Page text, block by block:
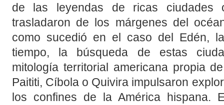
de las leyendas de ricas ciudades
trasladaron de los márgenes del
como sucedió en el caso del Edén,
tiempo, la búsqueda de estas
mitología territorial americana propia
Paititi, Cíbola o Quivira impulsaron
los confines de la América hispana.